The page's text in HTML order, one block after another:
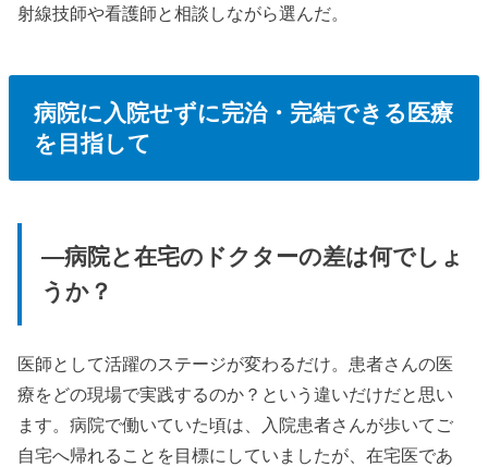
射線技師や看護師と相談しながら選んだ。
病院に入院せずに完治・完結できる医療
を目指して
—病院と在宅のドクターの差は何でしょ
うか？
医師として活躍のステージが変わるだけ。患者さんの医
療をどの現場で実践するのか？という違いだけだと思い
ます。病院で働いていた頃は、入院患者さんが歩いてご
自宅へ帰れることを目標にしていましたが、在宅医であ